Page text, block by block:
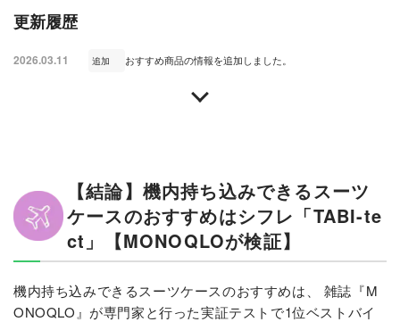
更新履歴
2026.03.11 追加 おすすめ商品の情報を追加しました。
【結論】機内持ち込みできるスーツ
ケースのおすすめはシフレ「TABI-te
ct」【MONOQLOが検証】
機内持ち込みできるスーツケースのおすすめは、 雑誌『M
ONOQLO』が専門家と行った実証テストで1位ベストバイ